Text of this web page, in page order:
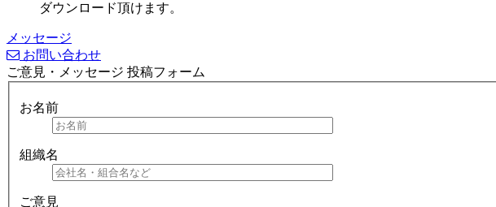
ダウンロード頂けます。
メッセージ
お問い合わせ
ご意見・メッセージ 投稿フォーム
お名前
組織名
ご意見